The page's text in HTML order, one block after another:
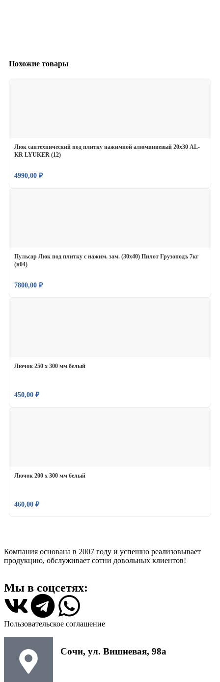
Похожие товары
Люк сантехнический под плитку нажимной алюминиевый 20х30 AL-
KR LYUKER (12)
4990,00 ₽
Пульсар Люк под плитку с нажим. зам. (30х40) Пилот Грузоподъ 7кг
(н04)
7800,00 ₽
Лючок 250 х 300 мм белый
450,00 ₽
Лючок 200 х 300 мм белый
460,00 ₽
Компания основана в 2007 году и успешно реализовывает
продукцию, обслуживает сотни довольных клиентов!
Мы в соцсетях:
Пользовательское соглашение
Сочи, ул. Вишневая, 98а